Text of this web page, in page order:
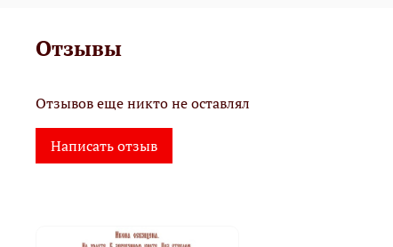
Отзывы
Отзывов еще никто не оставлял
Написать отзыв